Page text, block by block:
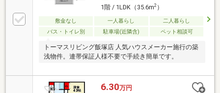
1階 / 1LDK（35.6m2）
敷金なし 一人暮らし
二人暮らし
バス・トイレ別
駐車場(近隣含) ペット相談可
トーマスリビング飯塚店 人気ハウスメーカー施行の築
浅物件。連帯保証人様不要で手続き簡単です。
6.30万円